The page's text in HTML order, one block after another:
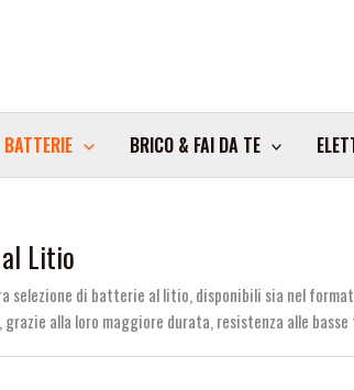
BATTERIE BRICO & FAI DA TE
Litio
selezione di batterie al litio, disponibili sia nel
grazie alla loro maggiore durata, resistenza alle